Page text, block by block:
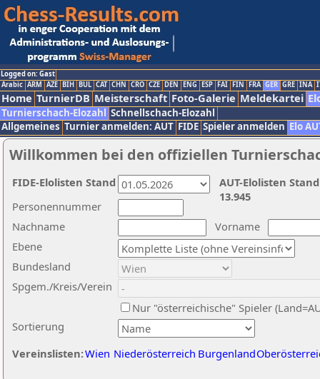
Logged on: Gast
Arabic ARM AZE BIH BUL CAT CHN CRO CZE DEN ENG ESP FAI FIN FRA GER GRE INA
Home TurnierDB Meisterschaft Foto-Galerie Meldekartei
Turnierschach-Elozahl Schnellschach-Elozahl
Allgemeines Turnier anmelden: AUT FIDE Spieler anmelden Elo
Willkommen bei den offiziellen
Nachname
Vorname
Ebene
Sortierung
Personennummer
Bundesland
Spgem./Kreis/Verein
Nur "österreichische" Spieler
Vereinslisten:Wien Niederösterreich Burgenland
AUT-Elolisten
13.945
FIDE-Elolisten Stand